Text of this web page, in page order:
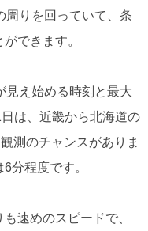
周りを回っていて、条
できます。
見え始める時刻と最大
は、近畿から北海道の
測のチャンスがありま
分程度です。
速めのスピードで、